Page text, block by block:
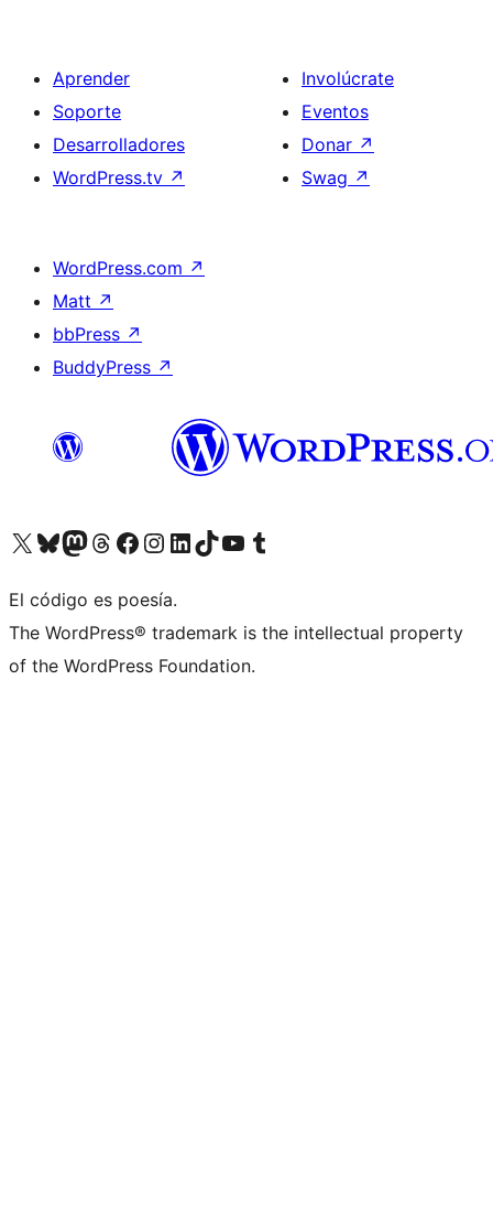
Aprender
Soporte
Desarrolladores
WordPress.tv ↗
Involúcrate
Eventos
Donar ↗
Swag ↗
WordPress.com ↗
Matt ↗
bbPress ↗
BuddyPress ↗
Visita nuestra cuenta de X (anteriormente Twitter)
Visit our Bluesky account
Visit our Mastodon account
Visit our Threads account
Visita nuestra página de Facebook
Visita nuestra cuenta de Instagram
Visita nuestra cuenta de LinkedIn
Visit our TikTok account
Visita nuestro canal de YouTube
Visit our Tumblr account
El código es poesía.
The WordPress® trademark is the intellectual property
of the WordPress Foundation.